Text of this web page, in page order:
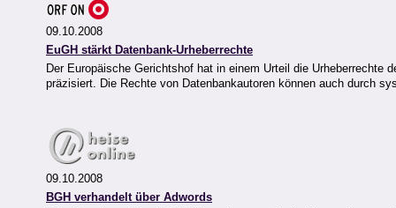
09.10.2008
EuGH stärkt Datenbank-Urheberrechte
Der Europäische Gerichtshof hat in einem Urteil die Urheberrechte
präzisiert. Die Rechte von Datenbankautoren können auch durch
09.10.2008
BGH verhandelt über Adwords